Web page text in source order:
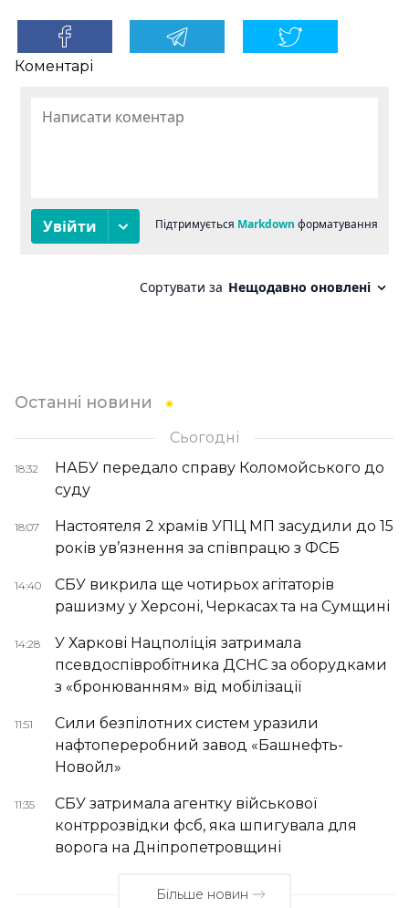
Коментарі
Останні новини
Сьогодні
18:32
НАБУ передало справу Коломойського до
суду
18:07
Настоятеля 2 храмів УПЦ МП засудили до 15
років ув’язнення за співпрацю з ФСБ
14:40
СБУ викрила ще чотирьох агітаторів
рашизму у Херсоні, Черкасах та на Сумщині
14:28
У Харкові Нацполіція затримала
псевдоспівробітника ДСНС за оборудками
з «бронюванням» від мобілізації
11:51
Сили безпілотних систем уразили
нафтопереробний завод «Башнефть-
Новойл»
11:35
СБУ затримала агентку військової
контррозвідки фсб, яка шпигувала для
ворога на Дніпропетровщині
Більше новин